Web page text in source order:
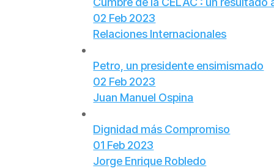
02 Feb 2023
Relaciones Internacionales
Petro, un presidente ensimismado
02 Feb 2023
Juan Manuel Ospina
Dignidad más Compromiso
01 Feb 2023
Jorge Enrique Robledo